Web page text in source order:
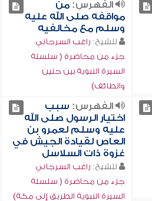
الفهرس:من
مواقفه صلى الله عليه
وسلم مع مخالفيه
للشيخ: راغب السرجاني
جزء من محاضرة ( سلسلة
السيرة النبوية بين حنين
والطائف)
الفهرس: سبب
اختيار الرسول صلى الله
عليه وسلم لعمرو بن
العاص لقيادة الجيش في
غزوة ذات السلاسل
للشيخ: راغب السرجاني
جزء من محاضرة ( سلسلة
السيرة النبوية الطريق إلى مكة)